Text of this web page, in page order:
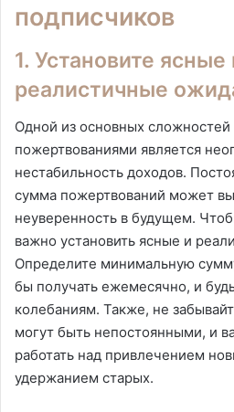
подписчиков
1. Установите ясные
реалистичные
Одной из основных сложностей
пожертвованиями является
нестабильность доходов.
сумма пожертвований может
неуверенность в будущем.
важно установить ясные и
Определите минимальную
бы получать ежемесячно, и
колебаниям. Также, не
могут быть непостоянными, и
работать над привлечением
удержанием старых.